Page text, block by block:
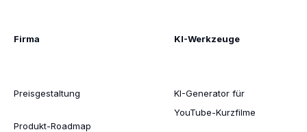
Firma
Preisgestaltung
Produkt-Roadmap
KI-Werkzeuge
KI-Generator für
YouTube-Kurzfilme